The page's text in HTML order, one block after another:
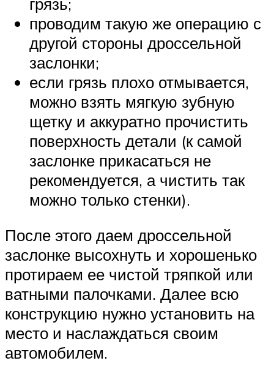
проводим такую же операцию с
другой стороны дроссельной
заслонки;
если грязь плохо отмывается,
можно взять мягкую зубную
щетку и аккуратно прочистить
поверхность детали (к самой
заслонке прикасаться не
рекомендуется, а чистить так
можно только стенки).
После этого даем дроссельной
заслонке высохнуть и хорошенько
протираем ее чистой тряпкой или
ватными палочками. Далее всю
конструкцию нужно установить на
место и наслаждаться своим
автомобилем.